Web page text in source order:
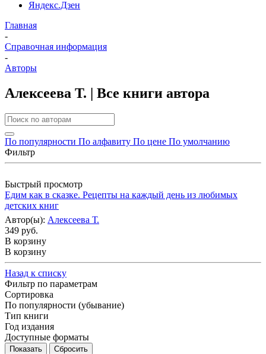
Яндекс.Дзен
Главная
-
Справочная информация
-
Авторы
Алексеева Т. | Все книги автора
По популярности По алфавиту По цене По умолчанию
Фильтр
Быстрый просмотр
Едим как в сказке. Рецепты на каждый день из любимых
детских книг
Автор(ы): Алексеева Т.
349 руб.
В корзину
В корзину
Назад к списку
Фильтр по параметрам
Сортировка
По популярности (убывание)
Тип книги
Год издания
Доступные форматы
Сбросить